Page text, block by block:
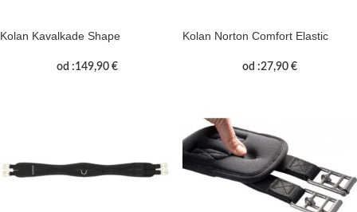
Kolan Kavalkade Shape
od :149,90 €
Kolan Norton Comfort Elastic
od :27,90 €